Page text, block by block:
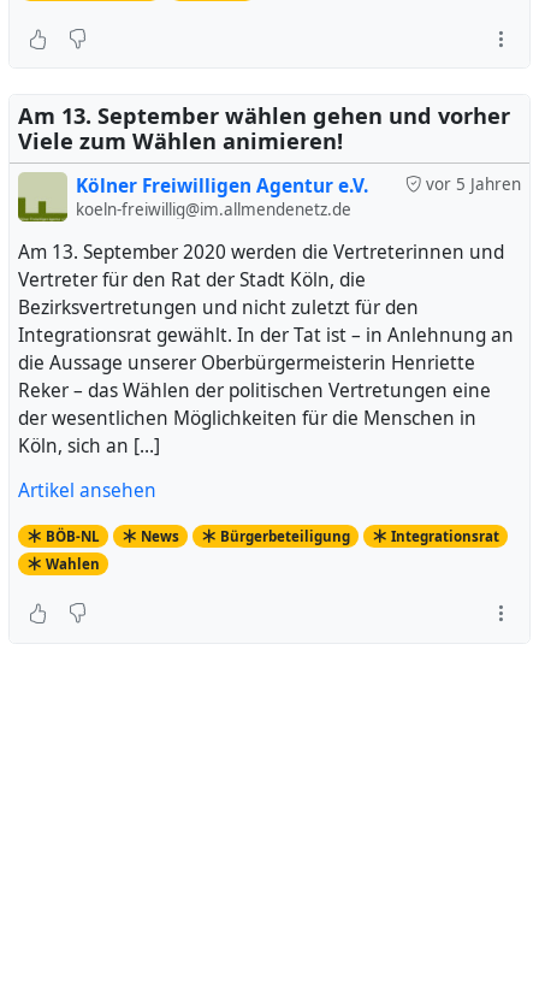
Am 13. September wählen gehen und vorher
Viele zum Wählen animieren!
vor 5 Jahren
Kölner Freiwilligen Agentur e.V.
koeln-freiwillig@im.allmendenetz.de
Am 13. September 2020 werden die Vertreterinnen und
Vertreter für den Rat der Stadt Köln, die
Bezirksvertretungen und nicht zuletzt für den
Integrationsrat gewählt. In der Tat ist – in Anlehnung an
die Aussage unserer Oberbürgermeisterin Henriette
Reker – das Wählen der politischen Vertretungen eine
der wesentlichen Möglichkeiten für die Menschen in
Köln, sich an […]
Artikel ansehen
BÖB-NL News Bürgerbeteiligung
Integrationsrat
Wahlen